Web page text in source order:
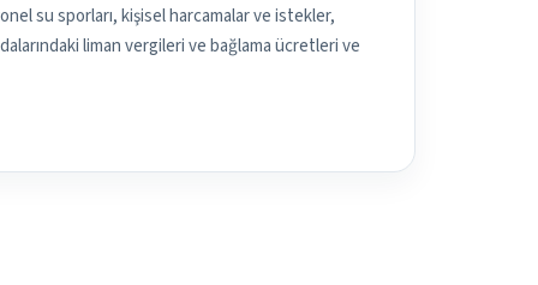
su sporları, kişisel harcamalar ve istekler,
liman vergileri ve bağlama ücretleri ve